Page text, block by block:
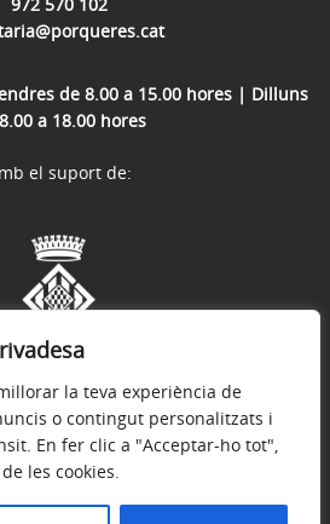
la teva experiència de
o contingut personalitzats i
En fer clic a "Acceptar-ho tot",
les cookies.
de 8.00 a 15.00 hores | Dilluns
a 18.00 hores
de privacitat
el suport de: